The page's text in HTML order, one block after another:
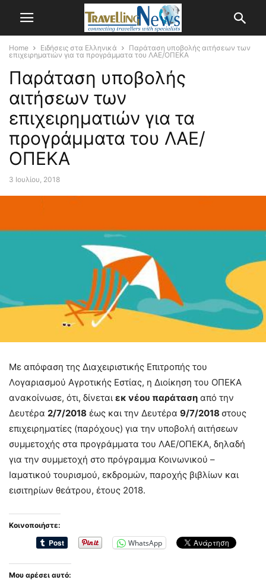
Home Ειδήσεις στα Ελληνικά
Παράταση υποβολής αιτήσεων των
επιχειρηματιών για τα προγράμματα του ΛΑΕ/ΟΠΕΚΑ
Παράταση υποβολής
αιτήσεων των
επιχειρηματιών για τα
προγράμματα του ΛΑΕ/
ΟΠΕΚΑ
3 Ιουλίου, 2018
Με απόφαση της Διαχειριστικής Επιτροπής του
Λογαριασμού Αγροτικής Εστίας, η Διοίκηση του ΟΠΕΚΑ
ανακοίνωσε, ότι, δίνεται εκ νέου παράταση από την
Δευτέρα 2/7/2018 έως και την Δευτέρα 9/7/2018 στους
επιχειρηματίες (παρόχους) για την υποβολή αιτήσεων
συμμετοχής στα προγράμματα του ΛΑΕ/ΟΠΕΚΑ, δηλαδή
για την συμμετοχή στο πρόγραμμα Κοινωνικού –
Ιαματικού τουρισμού, εκδρομών, παροχής βιβλίων και
εισιτηρίων θεάτρου, έτους 2018.
Κοινοποιήστε:
WhatsApp
Μου αρέσει αυτό: